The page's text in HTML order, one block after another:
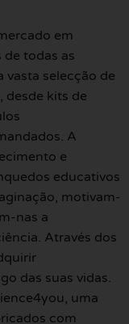
em
todas as
vasta selecção de
desde kits de
A
e
educativos
motivam-
nas a
Através dos
das suas vidas.
uma
com